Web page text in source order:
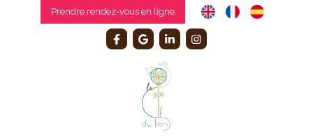
Prendre rendez-vous en ligne